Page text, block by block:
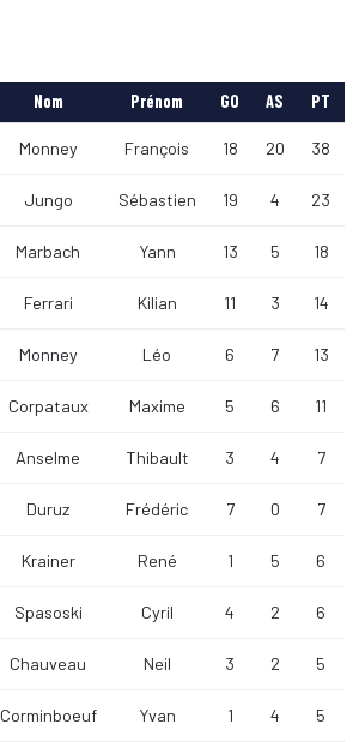
Nom Prénom GO AS PT
Monney François 18 20 38
Jungo Sébastien 19 4 23
Marbach Yann 13 5 18
Ferrari Kilian 11 3 14
Monney Léo 6 7 13
Corpataux Maxime 5 6 11
Anselme Thibault 3 4 7
Duruz Frédéric 7 0 7
Krainer René 1 5 6
Spasoski Cyril 4 2 6
Chauveau Neil 3 2 5
Corminboeuf Yvan 1 4 5